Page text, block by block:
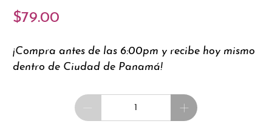
$79.00
¡Compra antes de las 6:00pm y recibe hoy mismo
dentro de Ciudad de Panamá!
Cantidad